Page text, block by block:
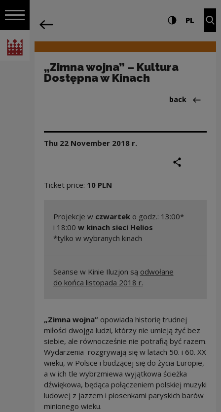
Open navigation
National Centre for Culture Poland
Navigation Settings and search
High contrast
PL
„Zimna wojna” – Kultura
Dostępna w Kinach
Back
back
Thu 22 November 2018r.
Ticket price: 10 PLN
Projekcje w czwartek o godz.: 13:00*
i 18:00 w kinach sieci Helios
*tylko w wybranych kinach
Seanse w Kinie Iluzjon są odwołane
do końca listopada 2018 r.
„Zimna wojna” opowiada historię trudnej
miłości dwojga ludzi, którzy nie umieją żyć bez
siebie, ale równocześnie nie potrafią być razem.
Wydarzenia rozgrywają się w latach 50. i 60. XX
wieku, w Polsce i budzącej się do życia Europie,
a w ich tle wybrzmiewa wyjątkowa ścieżka
dźwiękowa, będąca połączeniem polskiej muzyki
ludowej z jazzem i piosenkami paryskich barów
minionego wieku.